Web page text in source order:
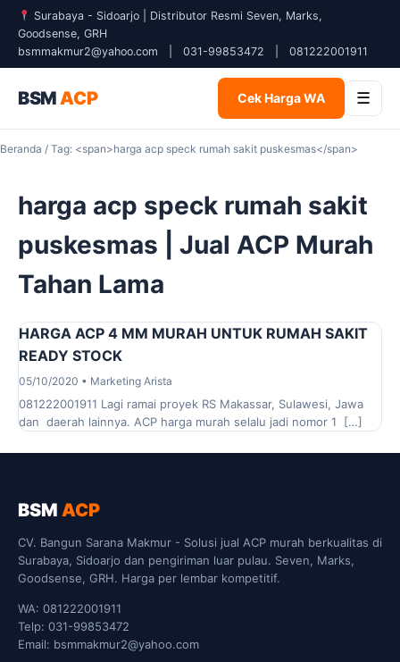
Surabaya - Sidoarjo | Distributor Resmi Seven, Marks,
Goodsense, GRH
bsmmakmur2@yahoo.com
031-99853472 081222001911
BSMACP Cek Harga WA ☰
Beranda / Tag: <span>harga acp speck rumah sakit puskesmas</span>
harga acp speck rumah sakit
puskesmas | Jual ACP Murah
Tahan Lama
HARGA ACP 4 MM MURAH UNTUK RUMAH SAKIT
READY STOCK
05/10/2020 • Marketing Arista
081222001911 Lagi ramai proyek RS Makassar, Sulawesi, Jawa
dan daerah lainnya. ACP harga murah selalu jadi nomor 1 […]
BSM ACP
CV. Bangun Sarana Makmur - Solusi jual ACP murah berkualitas di
Surabaya, Sidoarjo dan pengiriman luar pulau. Seven, Marks,
Goodsense, GRH. Harga per lembar kompetitif.
WA: 081222001911
Telp: 031-99853472
Email: bsmmakmur2@yahoo.com